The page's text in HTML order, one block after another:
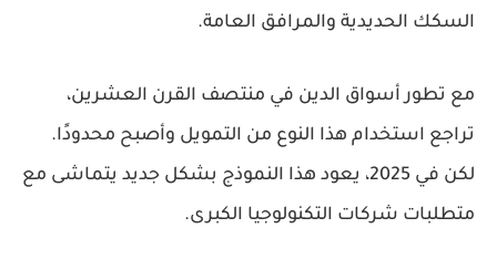
السكك الحديدية والمرافق العامة.
مع تطور أسواق الدين في منتصف القرن العشرين،
تراجع استخدام هذا النوع من التمويل وأصبح محدودًا.
لكن في 2025، يعود هذا النموذج بشكل جديد يتماشى مع
متطلبات شركات التكنولوجيا الكبرى.